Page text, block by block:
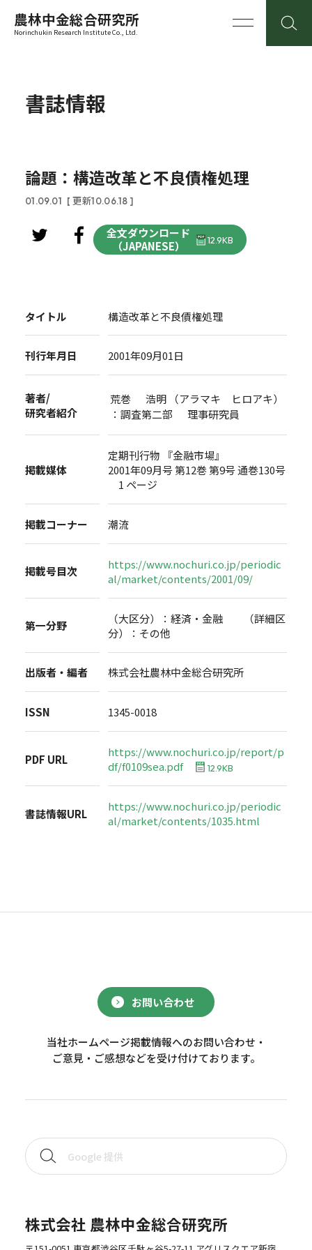
農林中金総合研究所
Norinchukin Research Institute Co., Ltd.
書誌情報
論題：構造改革と不良債権処理
01.09.01 [ 更新10.06.18 ]
全文ダウンロード
（JAPANESE）
12.9KB
タイトル 構造改革と不良債権処理
刊行年月日 2001年09月01日
著者/
研究者紹介
荒巻 浩明 （アラマキ ヒロアキ）
：調査第二部 理事研究員
掲載媒体
定期刊行物 『金融市場』
2001年09月号 第12巻 第9号 通巻130号
1 ページ
掲載コーナー 潮流
掲載号目次
https://www.nochuri.co.jp/periodic
al/market/contents/2001/09/
第一分野
（大区分）：経済・金融 （詳細区
分）：その他
出版者・編者 株式会社農林中金総合研究所
ISSN 1345-0018
PDF URL
https://www.nochuri.co.jp/report/p
df/f0109sea.pdf
12.9KB
書誌情報URL
https://www.nochuri.co.jp/periodic
al/market/contents/1035.html
お問い合わせ
当社ホームページ掲載情報へのお問い合わせ・
ご意見・ご感想などを受け付けております。
株式会社 農林中金総合研究所